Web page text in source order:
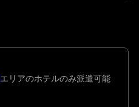
エリアのホテルのみ派遣可能